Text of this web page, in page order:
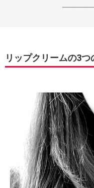
リップクリームの3つ